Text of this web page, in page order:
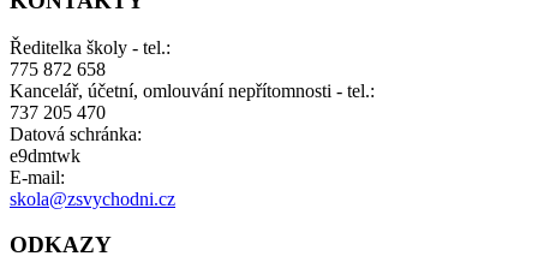
Ředitelka školy - tel.:
775 872 658
Kancelář, účetní, omlouvání nepřítomnosti - tel.:
737 205 470
Datová schránka:
e9dmtwk
E-mail:
skola@zsvychodni.cz
ODKAZY